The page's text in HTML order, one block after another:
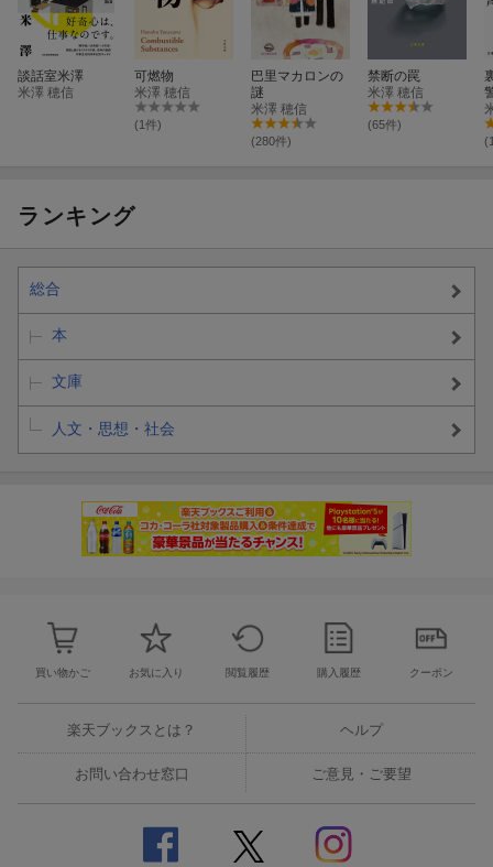
談話室米澤
米澤 穂信
可燃物
米澤 穂信
(1件)
巴里マカロンの
謎
米澤 穂信
(280件)
禁断の罠
米澤 穂信
(65件)
ランキング
総合
本
文庫
人文・思想・社会
買い物かご お気に入り 閲覧履歴 購入履歴 クーポン
楽天ブックスとは？ ヘルプ
お問い合わせ窓口 ご意見・ご要望